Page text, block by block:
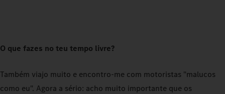
O que fazes no teu tempo livre?
Também viajo muito e encontro‑me com motoristas "malucos
como eu". Agora a sério: acho muito importante que os